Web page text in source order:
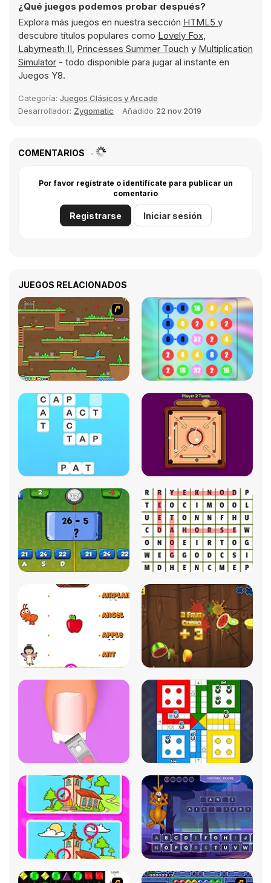
¿Qué juegos podemos probar después?
Explora más juegos en nuestra sección HTML5 y
descubre títulos populares como Lovely Fox,
Labyrneath II, Princesses Summer Touch y Multiplication
Simulator - todo disponible para jugar al instante en
Juegos Y8.
Categoría: Juegos Clásicos y Arcade
Desarrollador: Zygomatic Añadido 22 nov 2019
COMENTARIOS
Por favor regístrate o identifícate para publicar un
comentario
Registrarse Iniciar sesión
JUEGOS RELACIONADOS